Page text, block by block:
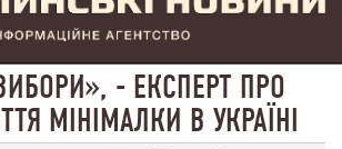
- ЕКСПЕРТ ПРО
МІНІМАЛКИ В УКРАЇНІ